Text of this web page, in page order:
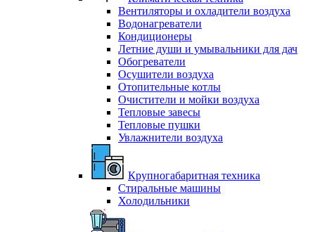
Вентиляторы и охладители воздуха
Водонагреватели
Кондиционеры
Летние души и умывальники для дач
Обогреватели
Осушители воздуха
Отопительные котлы
Очистители и мойки воздуха
Тепловые завесы
Тепловые пушки
Увлажнители воздуха
Крупногабаритная техника
Стиральные машины
Холодильники